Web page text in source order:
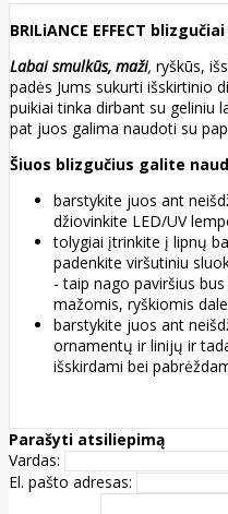
BRILiANCE EFFECT
Labai smulkūs, maži, ryškūs,
padės Jums sukurti išskirtinio
puikiai tinka dirbant su geliniu
pat juos galima naudoti su
Šiuos blizgučius galite
barstykite juos ant
džiovinkite LED/UV
tolygiai įtrinkite į lipnų
padenkite viršutiniu
- taip nago paviršius
mažomis, ryškiomis
barstykite juos ant
ornamentų ir linijų ir
išskirdami bei
Parašyti atsiliepimą
Vardas:
El. pašto adresas: